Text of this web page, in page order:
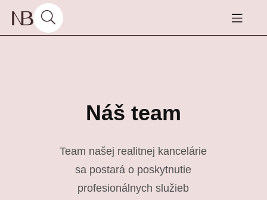
Náš team
Team našej realitnej kancelárie
sa postará o poskytnutie
profesionálnych služieb